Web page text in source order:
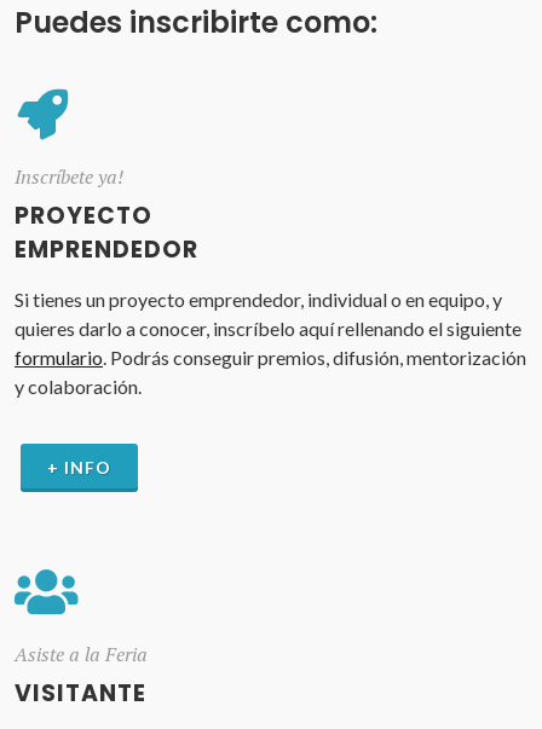
Puedes inscribirte como:
Inscríbete ya!
PROYECTO
EMPRENDEDOR
Si tienes un proyecto emprendedor, individual o en equipo, y
quieres darlo a conocer, inscríbelo aquí rellenando el siguiente
formulario. Podrás conseguir premios, difusión, mentorización
y colaboración.
+ INFO
Asiste a la Feria
VISITANTE